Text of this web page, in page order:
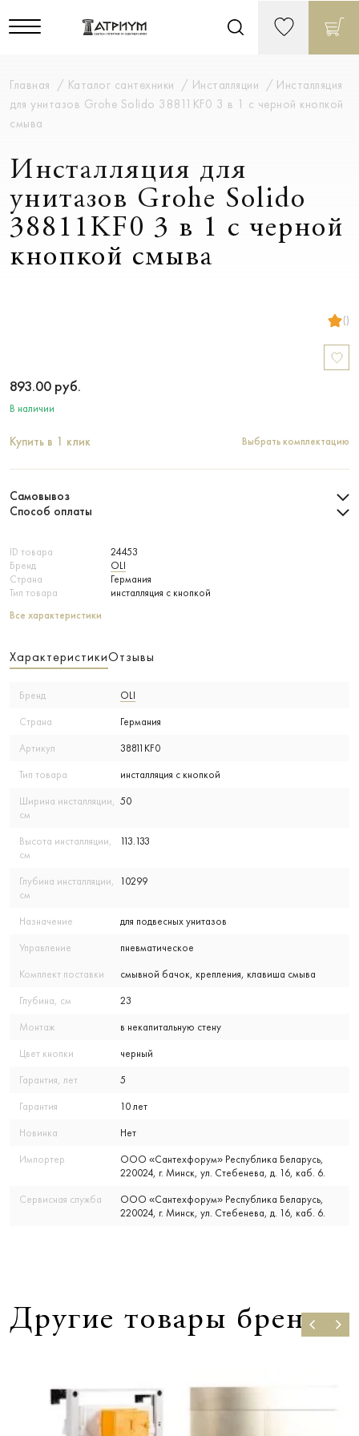
Главная Каталог сантехники Инсталляции
Инсталляция
для унитазов Grohe Solido 38811KF0 3 в 1 с черной кнопкой
смыва
Инсталляция для
унитазов Grohe Solido
38811KF0 3 в 1 с черной
кнопкой смыва
()
ID товара
24453
Бренд
OLI
Страна
Германия
Тип товара
инсталляция с кнопкой
Все характеристики
893.00 руб.
В наличии
Купить в 1 клик Выбрать комплектацию
Самовывоз
Способ оплаты
ХарактеристикиОтзывы
Бренд OLI
Страна Германия
Артикул 38811KF0
Тип товара инсталляция с кнопкой
Ширина инсталляции,
см
50
Высота инсталляции,
см
113.133
Глубина инсталляции,
см
10299
Назначение для подвесных унитазов
Управление пневматическое
Комплект поставки смывной бачок, крепления, клавиша смыва
Глубина, см 23
Монтаж в некапитальную стену
Цвет кнопки черный
Гарантия, лет 5
Гарантия 10 лет
Новинка Нет
Импортер
ООО «Сантехфорум» Республика Беларусь,
220024, г. Минск, ул. Стебенева, д. 16, каб. 6.
Сервисная служба
ООО «Сантехфорум» Республика Беларусь,
220024, г. Минск, ул. Стебенева, д. 16, каб. 6.
Другие товары бренда